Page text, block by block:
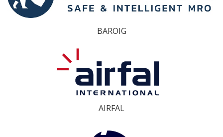
BAROIG
AIRFAL